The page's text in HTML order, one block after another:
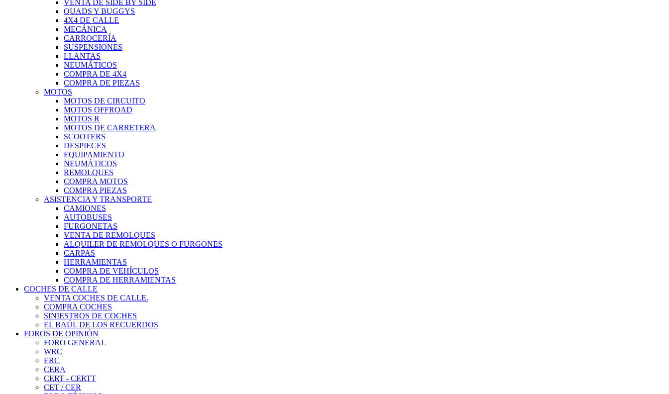
VENTA DE SIDE BY SIDE
QUADS Y BUGGYS
4X4 DE CALLE
MECÁNICA
CARROCERÍA
SUSPENSIONES
LLANTAS
NEUMÁTICOS
COMPRA DE 4X4
COMPRA DE PIEZAS
MOTOS
MOTOS DE CIRCUITO
MOTOS OFFROAD
MOTOS R
MOTOS DE CARRETERA
SCOOTERS
DESPIECES
EQUIPAMIENTO
NEUMÁTICOS
REMOLQUES
COMPRA MOTOS
COMPRA PIEZAS
ASISTENCIA Y TRANSPORTE
CAMIONES
AUTOBUSES
FURGONETAS
VENTA DE REMOLQUES
ALQUILER DE REMOLQUES O FURGONES
CARPAS
HERRAMIENTAS
COMPRA DE VEHÍCULOS
COMPRA DE HERRAMIENTAS
COCHES DE CALLE
VENTA COCHES DE CALLE.
COMPRA COCHES
SINIESTROS DE COCHES
EL BAÚL DE LOS RECUERDOS
FOROS DE OPINIÓN
FORO GENERAL
WRC
ERC
CERA
CERT - CERTT
CET / CER